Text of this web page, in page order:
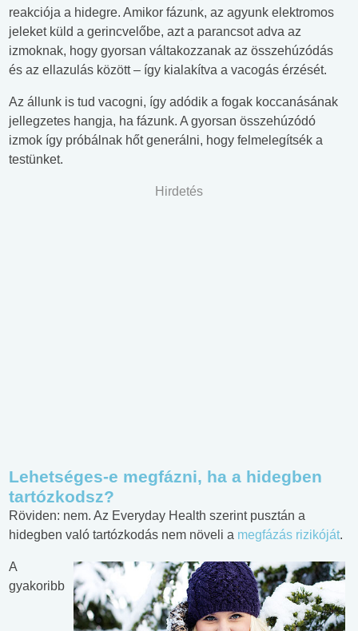
reakciója a hidegre. Amikor fázunk, az agyunk elektromos
jeleket küld a gerincvelőbe, azt a parancsot adva az
izmoknak, hogy gyorsan váltakozzanak az összehúzódás
és az ellazulás között – így kialakítva a vacogás érzését.
Az állunk is tud vacogni, így adódik a fogak koccanásának
jellegzetes hangja, ha fázunk. A gyorsan összehúzódó
izmok így próbálnak hőt generálni, hogy felmelegítsék a
testünket.
Hirdetés
Lehetséges-e megfázni, ha a hidegben
tartózkodsz?
Röviden: nem. Az Everyday Health szerint pusztán a
hidegben való tartózkodás nem növeli a megfázás rizikóját.
A
gyakoribb